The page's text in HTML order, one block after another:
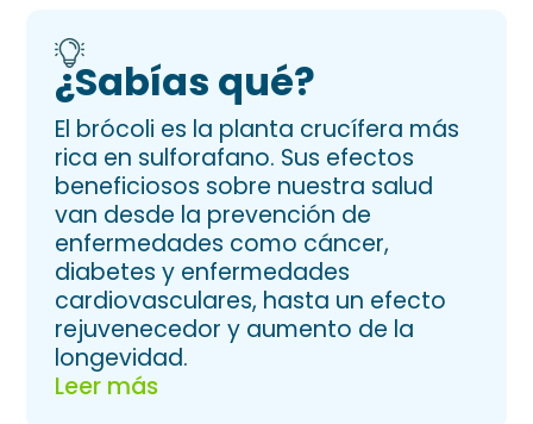
¿Sabías qué?
El brócoli es la planta crucífera más
rica en sulforafano. Sus efectos
beneficiosos sobre nuestra salud
van desde la prevención de
enfermedades como cáncer,
diabetes y enfermedades
cardiovasculares, hasta un efecto
rejuvenecedor y aumento de la
longevidad.
Leer más